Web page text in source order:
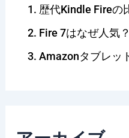
歴代Kindle Fireの
Fire 7はなぜ人気？
Amazonタブレッ